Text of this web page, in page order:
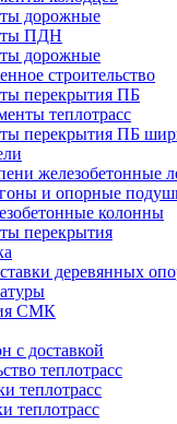
дорожные
ПДН
дорожные
строительство
перекрытия ПБ
теплотрасс
перекрытия ПБ
железобетонные
и опорные
колонны
перекрытия
деревянных
СМК
с доставкой
теплотрасс
теплотрасс
теплотрасс